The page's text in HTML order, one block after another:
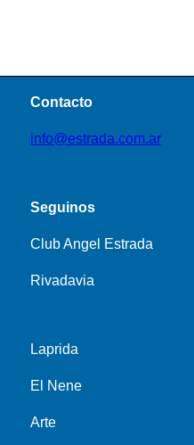
Contacto
info@estrada.com.ar
Seguinos
Club Angel Estrada
Rivadavia
Laprida
El Nene
Arte